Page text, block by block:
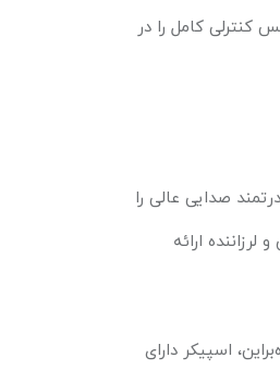
کامل را در
صدایی عالی را
ارائه
اسپیکر دارای